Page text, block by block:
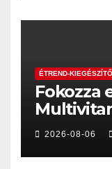
ÉTREND-
Fokozza
előnyei
2026-08-06